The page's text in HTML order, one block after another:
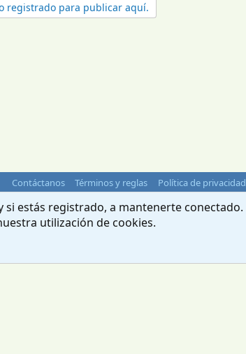
registrado para publicar aquí.
Contáctanos Términos y reglas Política de privacidad
estás registrado, a mantenerte conectado.
utilización de cookies.